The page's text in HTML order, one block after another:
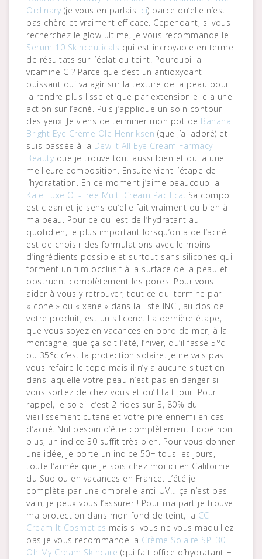
Ordinary (je vous en parlais ici) parce qu’elle n’est
pas chère et vraiment efficace. Cependant, si vous
recherchez le glow ultime, je vous recommande le
Serum 10 Skinceuticals qui est incroyable en terme
de résultats sur l’éclat du teint. Pourquoi la
vitamine C ? Parce que c’est un antioxydant
puissant qui va agir sur la texture de la peau pour
la rendre plus lisse et que par extension elle a une
action sur l’acné. Puis j’applique un soin contour
des yeux. Je viens de terminer mon pot de Banana
Bright Eye Crème Ole Henriksen (que j’ai adoré) et
suis passée à la Dew It All Eye Cream Farmacy
Beauty que je trouve tout aussi bien et qui a une
meilleure composition. Ensuite vient l’étape de
l’hydratation. En ce moment j’aime beaucoup la
Kale Luxe Oil-Free Multi Cream Pacifica. Sa compo
est clean et je sens qu’elle fait vraiment du bien à
ma peau. Pour ce qui est de l’hydratant au
quotidien, le plus important lorsqu’on a de l’acné
est de choisir des formulations avec le moins
d’ingrédients possible et surtout sans silicones qui
forment un film occlusif à la surface de la peau et
obstruent complètement les pores. Pour vous
aider à vous y retrouver, tout ce qui termine par
« cone » ou « xane » dans la liste INCI, au dos de
votre produit, est un silicone. La dernière étape,
que vous soyez en vacances en bord de mer, à la
montagne, que ça soit l’été, l’hiver, qu’il fasse 5°c
ou 35°c c’est la protection solaire. Je ne vais pas
vous refaire le topo mais il n’y a aucune situation
dans laquelle votre peau n’est pas en danger si
vous sortez de chez vous et qu’il fait jour. Pour
rappel, le soleil c’est 2 rides sur 3, 80% du
vieillissement cutané et votre pire ennemi en cas
d’acné. Nul besoin d’être complètement flippé non
plus, un indice 30 suffit très bien. Pour vous donner
une idée, je porte un indice 50+ tous les jours,
toute l’année que je sois chez moi ici en Californie
du Sud ou en vacances en France. L’été je
complète par une ombrelle anti-UV… ça n’est pas
vain, je peux vous l’assurer ! Pour ma part je trouve
ma protection dans mon fond de teint, la CC
Cream It Cosmetics mais si vous ne vous maquillez
pas je vous recommande la Crème Solaire SPF30
Oh My Cream Skincare (qui fait office d’hydratant +